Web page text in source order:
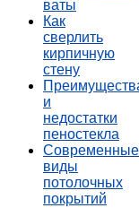
ваты
Как
сверлить
кирпичную
стену
и
недостатки
пеностекла
Современные
виды
потолочных
покрытий